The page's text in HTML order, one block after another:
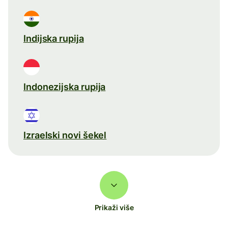
Indijska rupija
Indonezijska rupija
Izraelski novi šekel
Prikaži više